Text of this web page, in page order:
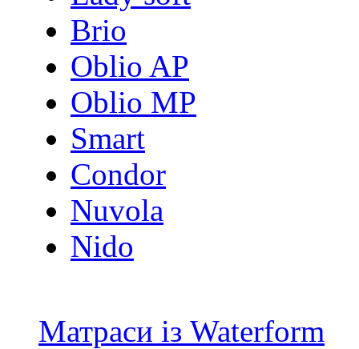
Brio
Oblio AP
Oblio MP
Smart
Condor
Nuvola
Nido
Матраси із Waterform